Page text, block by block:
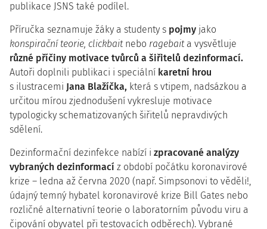
publikace JSNS také podílel.
Příručka seznamuje žáky a studenty s pojmy jako
konspirační teorie, clickbaitnebo ragebaita vysvětluje
různé příčiny motivace tvůrců a šiřitelů dezinformací.
Autoři doplnili publikaci i speciální karetní hrou
s ilustracemi Jana Blažíčka, která s vtipem, nadsázkou a
určitou mírou zjednodušení vykresluje motivace
typologicky schematizovaných šiřitelů nepravdivých
sdělení.
Dezinformační dezinfekce nabízí i zpracované analýzy
vybraných dezinformací z období počátku koronavirové
krize – ledna až června 2020 (např. Simpsonovi to věděli!,
údajný temný hybatel koronavirové krize Bill Gates nebo
rozličné alternativní teorie o laboratorním původu viru a
čipování obyvatel při testovacích odběrech). Vybrané